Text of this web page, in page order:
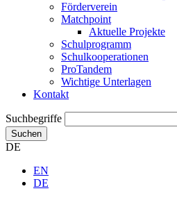
Förderverein
Matchpoint
Aktuelle Projekte
Schulprogramm
Schulkooperationen
ProTandem
Wichtige Unterlagen
Kontakt
Suchbegriffe
Suchen
DE
EN
DE